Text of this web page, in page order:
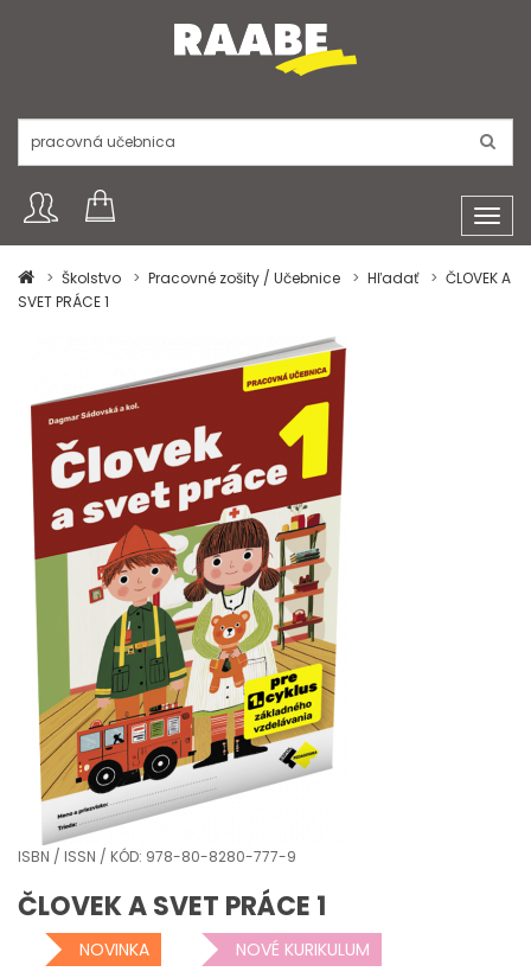
Školstvo
Pracovné zošity / Učebnice Hľadať
ČLOVEK A
SVET PRÁCE 1
ISBN / ISSN / KÓD: 978-80-8280-777-9
ČLOVEK A SVET PRÁCE 1
NOVINKA NOVÉ KURIKULUM